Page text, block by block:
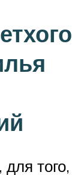
того,